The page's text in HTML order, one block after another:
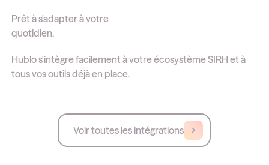
Prêt à s'adapter à votre
quotidien.
Hublo s'intègre facilement à votre écosystème SIRH et à
tous vos outils déjà en place.
Voir toutes les intégrations